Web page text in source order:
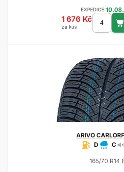
EXPEDICE:
1 676 Kč
za kus
ARIVO
D
C
165/70 R14